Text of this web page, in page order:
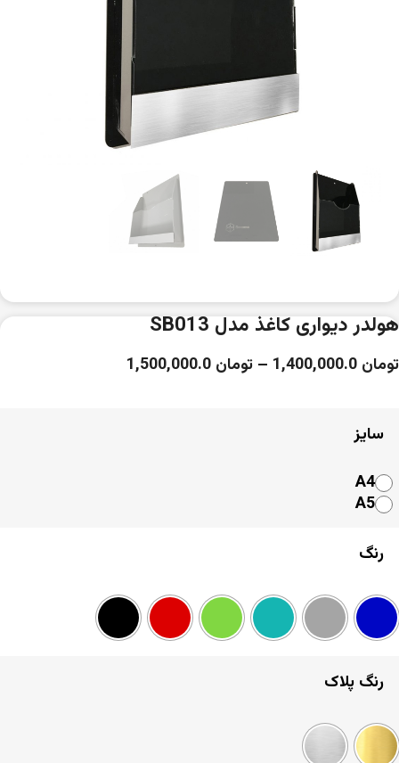
هولدر دیواری کاغذ مدل SB013
تومان – تومان
سایز
A4
A5
رنگ
رنگ پلاک